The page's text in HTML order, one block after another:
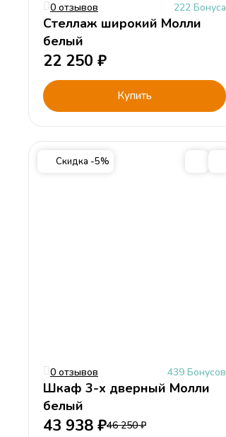
0 отзывов 222 Бонуса
Стеллаж широкий Молли
белый
22 250 ₽
Купить
Скидка -5%
0 отзывов 439 Бонусов
Шкаф 3-х дверный Молли
белый
43 938 ₽46 250₽